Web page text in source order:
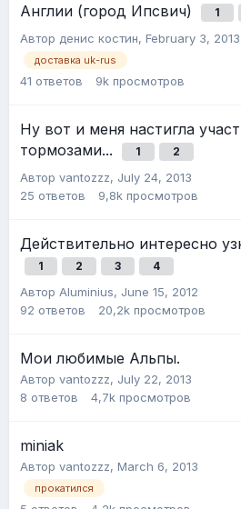
Англии (город Ипсвич)
1
Автор денис костин, February 3, 2013
доставка uk-rus
41 ответов 9k просмотров
Ну вот и меня настигла
тормозами...
1 2
Автор vantozzz, July 24, 2013
25 ответов 9,8k просмотров
Действительно интересно
1 2 3 4
Автор Aluminius, June 15, 2012
92 ответов 20,2k просмотров
Мои любимые Альпы.
Автор vantozzz, July 22, 2013
8 ответов 4,7k просмотров
miniak
Автор vantozzz, March 6, 2013
прокатился